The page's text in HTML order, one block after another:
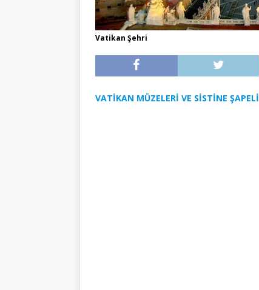
Vatikan Şehri
VATİKAN MÜZELERİ VE SİSTİNE ŞAPELİ